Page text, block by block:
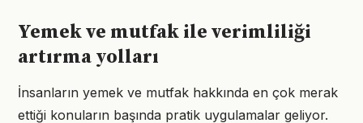
Yemek ve mutfak ile verimliliği
artırma yolları
İnsanların yemek ve mutfak hakkında en çok merak
ettiği konuların başında pratik uygulamalar geliyor.